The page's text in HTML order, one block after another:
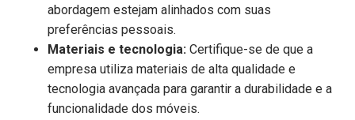
abordagem estejam alinhados com suas
preferências pessoais.
Materiais e tecnologia: Certifique-se de que a
empresa utiliza materiais de alta qualidade e
tecnologia avançada para garantir a durabilidade e a
funcionalidade dos móveis.